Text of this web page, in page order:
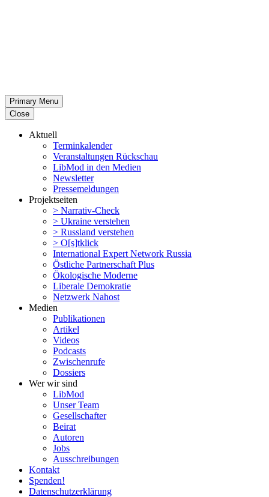
Primary Menu
Close
Aktuell
Termin­ka­lender
Veran­stal­tungen Rückschau
LibMod in den Medien
Newsletter
Presse­mel­dungen
Projekt­seiten
> Narrativ-Check
> Ukraine verstehen
> Russland verstehen
> O[s]tklick
Inter­na­tional Expert Network Russia
Östliche Partner­schaft Plus
Ökolo­gische Moderne
Liberale Demokratie
Netzwerk Nahost
Medien
Publi­ka­tionen
Artikel
Videos
Podcasts
Zwischenrufe
Dossiers
Wer wir sind
LibMod
Unser Team
Gesell­schafter
Beirat
Autoren
Jobs
Ausschrei­bungen
Kontakt
Spenden!
Daten­schutz­er­klärung